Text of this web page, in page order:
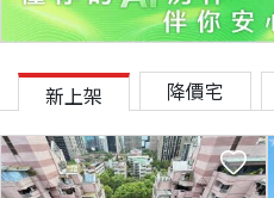
新上架 降價宅